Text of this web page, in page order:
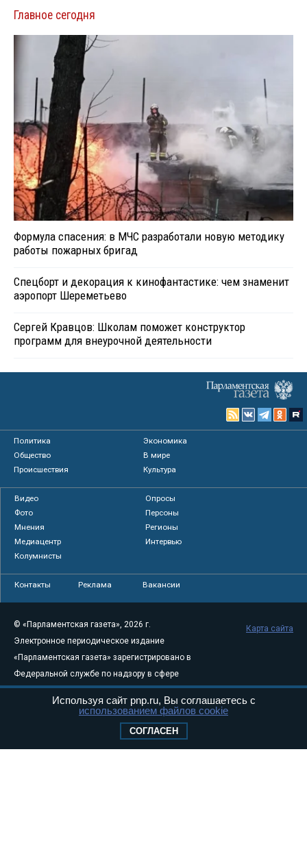
Главное сегодня
Формула спасения: в МЧС разработали новую методику
работы пожарных бригад
Спецборт и декорация к кинофантастике: чем знаменит
аэропорт Шереметьево
Сергей Кравцов: Школам поможет конструктор
программ для внеурочной деятельности
Политика
Экономика
Общество
В мире
Происшествия
Культура
Видео
Опросы
Фото
Персоны
Мнения
Регионы
Медиацентр
Интервью
Колумнисты
Контакты Реклама Вакансии
© «Парламентская газета», 2026 г.
Электронное периодическое издание
«Парламентская газета» зарегистрировано в
Федеральной службе по надзору в сфере
связи, информационных технологий и
массовых коммуникаций (Роскомнадзор) 05
Свидетельство о регистрации Эл № ФС77-
Карта сайта
Используя сайт pnp.ru, Вы соглашаетесь с
использованием файлов cookie
СОГЛАСЕН